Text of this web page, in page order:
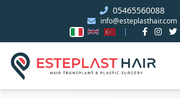
05465560088
info@esteplasthair.com